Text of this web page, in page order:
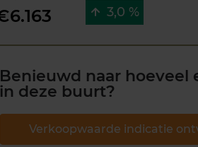
3,0 %
Benieuwd naar hoeveel
in deze buurt?
Verkoopwaarde indicatie